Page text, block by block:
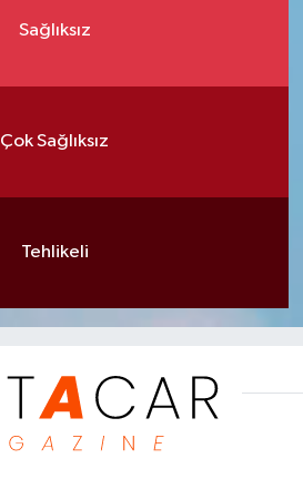
Sağlıksız
Çok Sağlıksız
Tehlikeli